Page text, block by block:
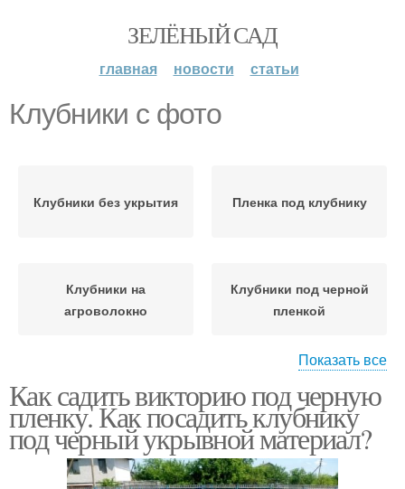
ЗЕЛЁНЫЙ САД
главная новости статьи
Клубники с фото
Клубники без укрытия Пленка под клубнику
Клубники на
агроволокно
Клубники под черной
пленкой
Клубника под пленкой
Показать все
Как садить викторию под черную
пленку. Как посадить клубнику
под черный укрывной материал?